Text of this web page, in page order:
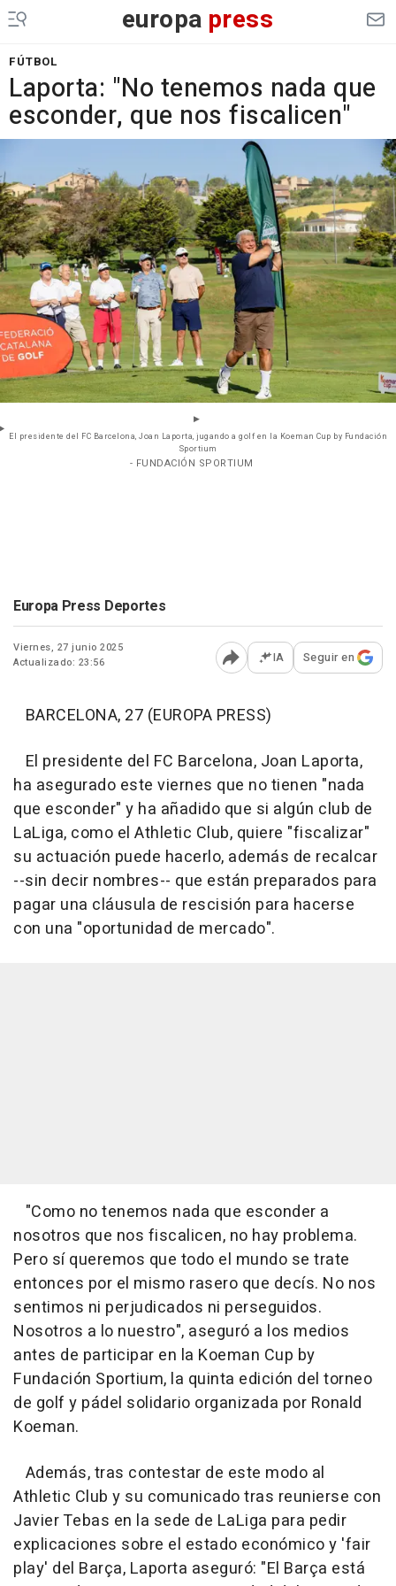
europa press
FÚTBOL
Laporta: "No tenemos nada que
esconder, que nos fiscalicen"
El presidente del FC Barcelona, Joan Laporta, jugando a golf en la Koeman Cup by Fundación
Sportium
- FUNDACIÓN SPORTIUM
Europa Press Deportes
Viernes, 27 junio 2025
Actualizado: 23:56
Abrir opciones para
IA Seguir en
BARCELONA, 27 (EUROPA PRESS)
El presidente del FC Barcelona, Joan Laporta,
ha asegurado este viernes que no tienen "nada
que esconder" y ha añadido que si algún club de
LaLiga, como el Athletic Club, quiere "fiscalizar"
su actuación puede hacerlo, además de recalcar
--sin decir nombres-- que están preparados para
pagar una cláusula de rescisión para hacerse
con una "oportunidad de mercado".
"Como no tenemos nada que esconder a
nosotros que nos fiscalicen, no hay problema.
Pero sí queremos que todo el mundo se trate
entonces por el mismo rasero que decís. No nos
sentimos ni perjudicados ni perseguidos.
Nosotros a lo nuestro", aseguró a los medios
antes de participar en la Koeman Cup by
Fundación Sportium, la quinta edición del torneo
de golf y pádel solidario organizada por Ronald
Koeman.
Además, tras contestar de este modo al
Athletic Club y su comunicado tras reunierse con
Javier Tebas en la sede de LaLiga para pedir
explicaciones sobre el estado económico y 'fair
play' del Barça, Laporta aseguró: "El Barça está